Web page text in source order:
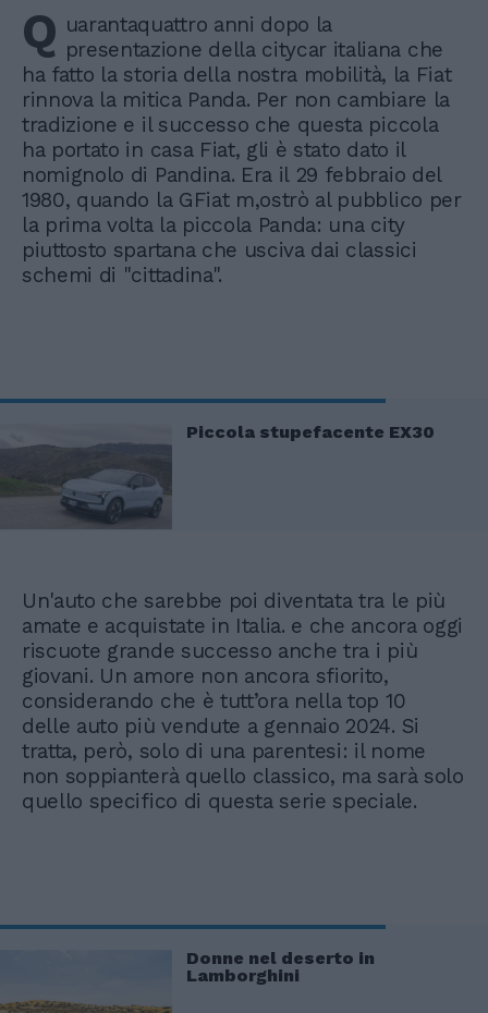
Q uarantaquattro anni dopo la
presentazione della citycar italiana che
ha fatto la storia della nostra mobilità, la Fiat
rinnova la mitica Panda. Per non cambiare la
tradizione e il successo che questa piccola
ha portato in casa Fiat, gli è stato dato il
nomignolo di Pandina. Era il 29 febbraio del
1980, quando la GFiat m,ostrò al pubblico per
la prima volta la piccola Panda: una city
piuttosto spartana che usciva dai classici
schemi di "cittadina".
Piccola stupefacente EX30
Un'auto che sarebbe poi diventata tra le più
amate e acquistate in Italia. e che ancora oggi
riscuote grande successo anche tra i più
giovani. Un amore non ancora sfiorito,
considerando che è tutt’ora nella top 10
delle auto più vendute a gennaio 2024. Si
tratta, però, solo di una parentesi: il nome
non soppianterà quello classico, ma sarà solo
quello specifico di questa serie speciale.
Donne nel deserto in
Lamborghini